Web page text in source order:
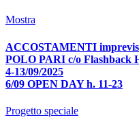
Mostra
ACCOSTAMENTI
POLO PARI c/o Flashback
4-13/09/2025
6/09 OPEN DAY h. 11-23
Progetto speciale